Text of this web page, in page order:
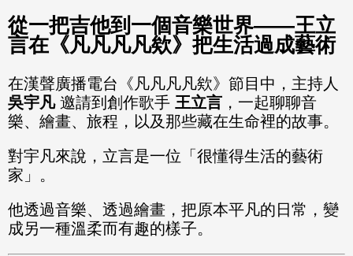
從一把吉他到一個音樂世界——王立
言在《凡凡凡凡欸》把生活過成藝術
在漢聲廣播電台《凡凡凡凡欸》節目中，主持人
吳宇凡邀請到創作歌手 王立言 ，一起聊聊音
樂、繪畫、旅程，以及那些藏在生命裡的故事。
對宇凡來說，立言是一位「很懂得生活的藝術
家」。
他透過音樂、透過繪畫，把原本平凡的日常，變
成另一種溫柔而有趣的樣子。